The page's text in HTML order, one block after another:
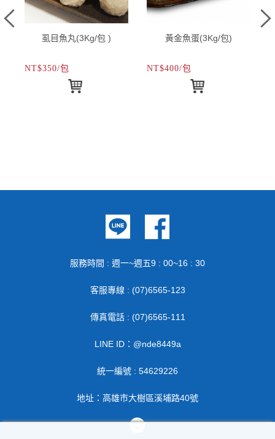
虱目魚丸(3Kg/包 )
NT$350/包
黃金魚蛋(3Kg/包)
NT$400/包
服務時間 : 週一~週五9 : 00~16 : 30
客服專線 : (07)6565-123
傳真電話 : (07)6565-111
LINE ID：@nde8449a
統一編號 : 54629226
地址：高雄市大樹區溪埔路40號